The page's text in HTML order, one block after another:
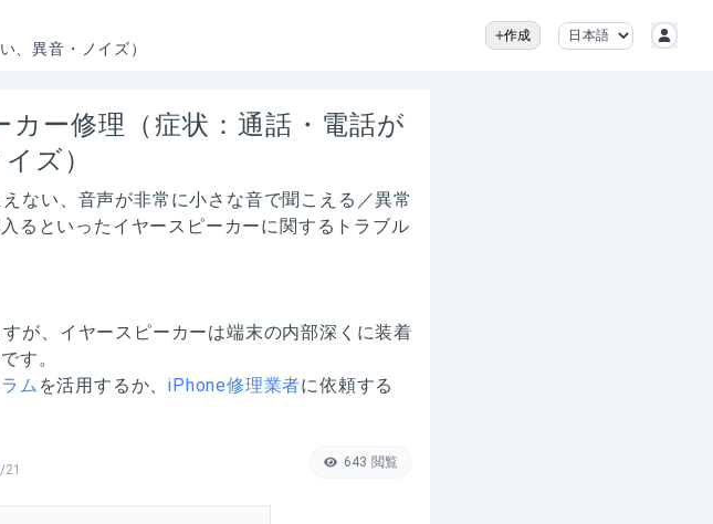
、異音・ノイズ）
作成
ー修理（症状：通話・電話が
ズ）
ない、音声が非常に小さな音で聞こえる／異常
るといったイヤースピーカーに関するトラブル
が、イヤースピーカーは端末の内部深くに装着
す。
ム を活用するか、iPhone修理業者に依頼する
643 閲覧